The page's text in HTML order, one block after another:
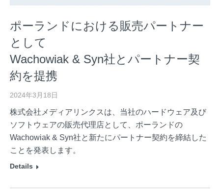
ポーランドにおける販売パートナー
として
Wachowiak & Syn社とパートナー契
約を提携
2024年3月18日
株式会社メディアリンクスは、当社のハードウェア及び
ソフトウェアの販売代理店として、ポーランドの
Wachowiak & Syn社と新たにパートナー契約を締結した
ことを発表します。
Details